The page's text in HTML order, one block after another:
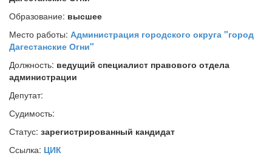
Образование: высшее
Место работы: Администрация городского округа "город
Дагестанские Огни"
Должность: ведущий специалист правового отдела
администрации
Депутат:
Судимость:
Статус: зарегистрированный кандидат
Ссылка: ЦИК